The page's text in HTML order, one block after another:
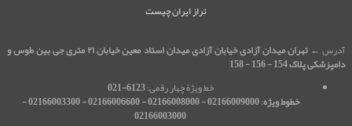
تراز ایران چیست
آدرس ← تهران میدان آزادی خیابان آزادی میدان استاد معین خیابان ۲۱ متری جی بین طوس و
دامپزشکی پلاک 154 - 156 - 158
خط ویژۀ چهار رقمی:6123-021
خطوط ویژه:
02166009000 - 02166008000 - 02166006600 - 02166003300 -
02166003000